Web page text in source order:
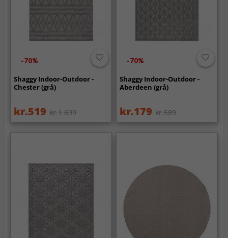
-70%
Shaggy Indoor-Outdoor -
Chester (grå)
kr.519 kr.1 699
-70%
Shaggy Indoor-Outdoor -
Aberdeen (grå)
kr.179 kr.589